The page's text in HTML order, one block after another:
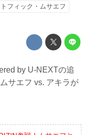
トフィック・ムサエフ
by U-NEXTの追
サエフ vs. アキラが